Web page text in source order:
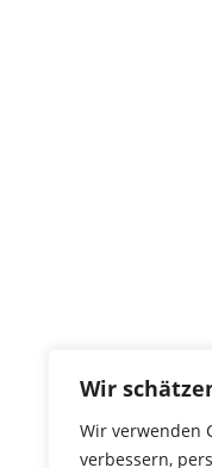
Wir
Wir verwenden
verbessern,